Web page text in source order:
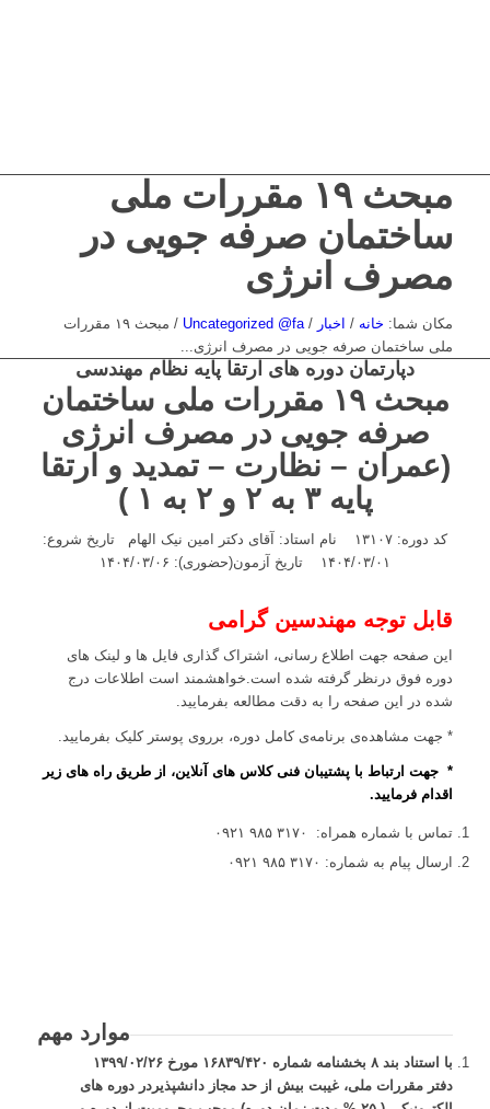
مبحث ۱۹ مقررات ملی
ساختمان صرفه جویی در
مصرف انرژی
مکان شما: خانه / اخبار /
Uncategorized @fa
/
مبحث ۱۹ مقررات
ملی ساختمان صرفه جویی در مصرف انرژی...
دپارتمان دوره های ارتقا پایه نظام مهندسی
مبحث ۱۹ مقررات ملی ساختمان
صرفه جویی در مصرف انرژی
(عمران – نظارت – تمدید و ارتقا
پایه ۳ به ۲ و ۲ به ۱ )
کد دوره: ۱۳۱۰۷ نام استاد: آقای دکتر امین نیک الهام تاریخ شروع:
۱۴۰۴/۰۳/۰۱ تاریخ آزمون(حضوری): ۱۴۰۴/۰۳/۰۶
قابل توجه مهندسین گرامی
این صفحه جهت اطلاع رسانی، اشتراک گذاری فایل ها و لینک های
دوره فوق درنظر گرفته شده است.خواهشمند است اطلاعات درج
شده در این صفحه را به دقت مطالعه بفرمایید.
* جهت مشاهده‌ی برنامه‌ی کامل دوره، برروی پوستر کلیک بفرمایید.
* جهت ارتباط با پشتیبان فنی کلاس های آنلاین، از طریق راه های زیر
اقدام فرمایید.
تماس با شماره همراه: ۳۱۷۰ ۹۸۵ ۰۹۲۱
ارسال پیام به شماره: ۳۱۷۰ ۹۸۵ ۰۹۲۱
موارد مهم
با استناد بند ۸ بخشنامه شماره ۱۶۸۳۹/۴۲۰ مورخ ۱۳۹۹/۰۲/۲۶
دفتر مقررات ملی، غیبت بیش از حد مجاز دانشپذیردر دوره های